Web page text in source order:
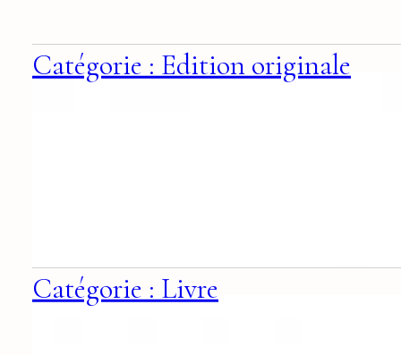
Catégorie : Edition originale
Catégorie : Livre